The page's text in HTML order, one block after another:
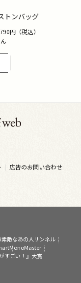
トンバッグ
円（税込）
広告のお問い合わせ
素敵なあの人リンネル
MonoMaster
すごい！』大賞